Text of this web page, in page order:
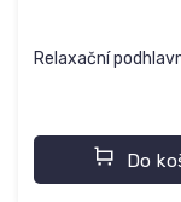
Relaxační
Do